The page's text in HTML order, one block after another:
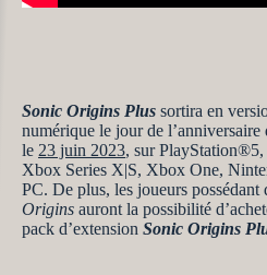
Sonic Origins Plus sortira en
numérique le jour de l’anniversaire
le 23 juin 2023, sur
Xbox Series X|S, Xbox One,
PC. De plus, les joueurs possédant
Origins auront la possibilité
pack d’extension Sonic Origins